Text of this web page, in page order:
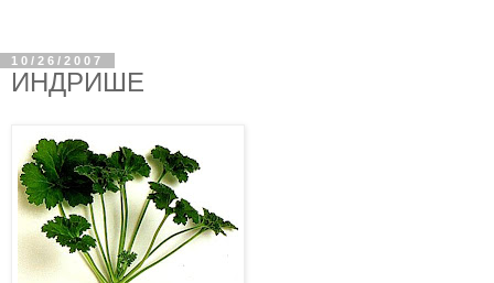
10/26/2007
ИНДРИШЕ